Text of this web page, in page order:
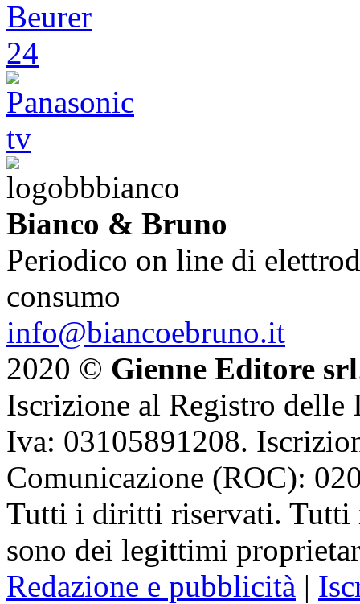
Bianco & Bruno
Periodico on line di
consumo
info@biancoebruno.it
2020 © Gienne Editore srl
Iscrizione al Registro delle
Iva: 03105891208.
Comunicazione (ROC):
Tutti i diritti riservati. Tutti
sono dei legittimi
Redazione e pubblicità |